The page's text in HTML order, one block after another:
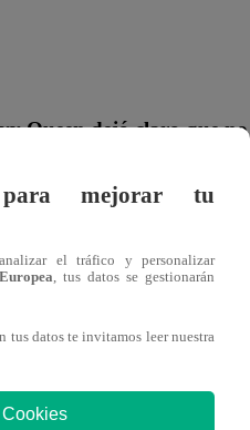
Queen dejó claro que
silla. Su discurso estuvo
y dominante en el
volvió a presentarse con
público desde lo corporal y
crece:
para mejorar tu
el tráfico y personalizar
, tus datos se gestionarán
tus datos te invitamos leer nuestra